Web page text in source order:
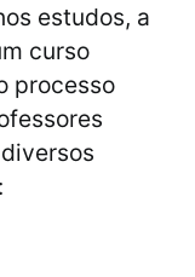
estudos, a
curso
processo